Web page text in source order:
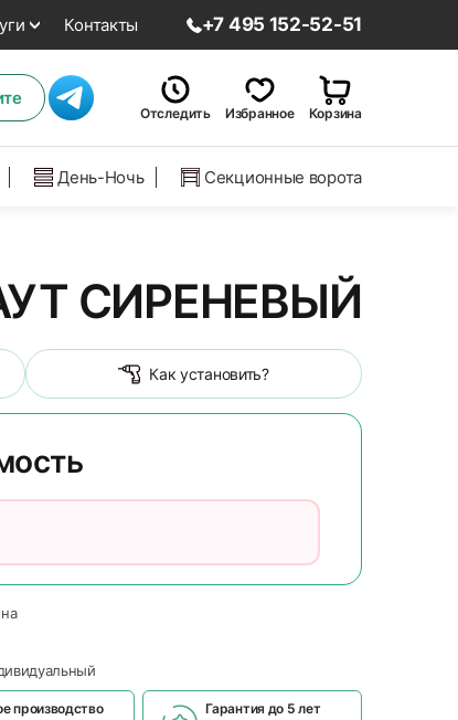
Контакты +7 495 152-52-51
Отследить Избранное Корзина
День-Ночь Секционные ворота
СИРЕНЕВЫЙ
Как установить?
производство Гарантия до 5 лет